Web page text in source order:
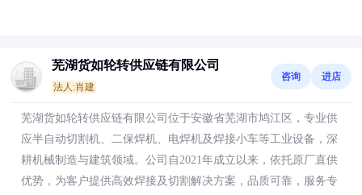
芜湖货如轮转供应链有限公司
法人:肖建
咨询 进店
芜湖货如轮转供应链有限公司位于安徽省芜湖市鸠江区，专业供
应半自动切割机、二保焊机、电焊机及焊接小车等工业设备，深
耕机械制造与建筑领域。公司自2021年成立以来，依托原厂直供
优势，为客户提供高效焊接及切割解决方案，品质可靠，服务专